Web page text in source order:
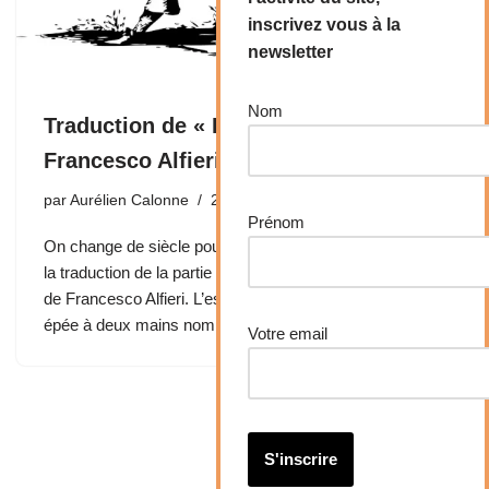
Traduction de « Lo Spadone » de
Francesco Alfieri
par Aurélien Calonne 24 mars 2020
On change de siècle pour une fois afin de vous proposer
la traduction de la partie sur « Lo Spadone », l’espadon,
de Francesco Alfieri. L’espadon est cette très grande
épée à deux mains nommée selon les…
inscrivez vous à la
newsletter
Nom
Prénom
Votre email